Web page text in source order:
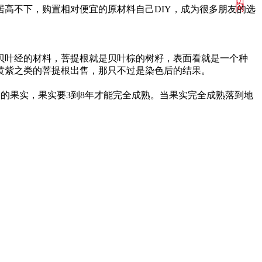
问
不下，购置相对便宜的原材料自己DIY，成为很多朋友的选
经的材料，菩提根就是贝叶棕的树籽，表面看就是一个种
之类的菩提根出售，那只不过是染色后的结果。
果实，果实要3到8年才能完全成熟。当果实完全成熟落到地